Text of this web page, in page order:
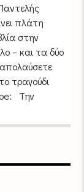
πλάτη
στην
– και τα δύο
τραγούδι
Την